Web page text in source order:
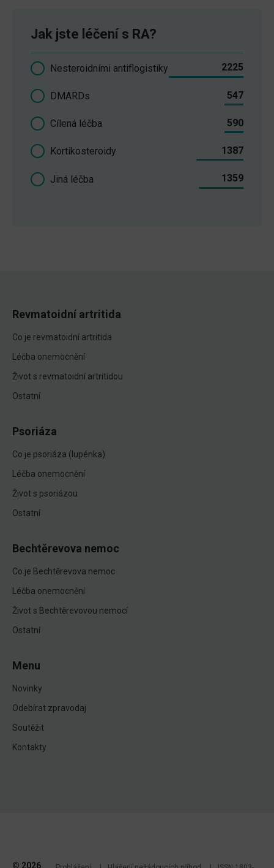
Jak jste léčení s RA?
Nesteroidními antiflogistiky 2225
DMARDs 547
Cílená léčba 590
Kortikosteroidy 1387
Jiná léčba 1359
Revmatoidní artritida
Co je revmatoidní artritida
Léčba onemocnění
Život s revmatoidní artritidou
Ostatní
Psoriáza
Co je psoriáza (lupénka)
Léčba onemocnění
Život s psoriázou
Ostatní
Bechtěrevova nemoc
Co je Bechtěrevova nemoc
Léčba onemocnění
Život s Bechtěrevovou nemocí
Ostatní
Menu
Novinky
Odebírat zpravodaj
Soutěžit
Kontakty
© 2026